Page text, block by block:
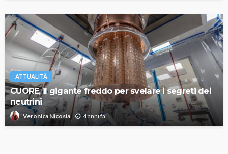
ATTUALITÀ
CUORE, il gigante freddo per svelare i segreti dei
neutrini
Veronica Nicosia 4 anni fa